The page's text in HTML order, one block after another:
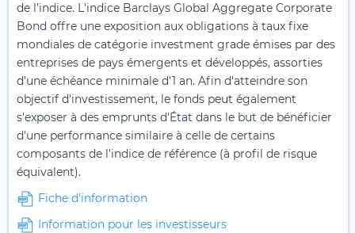
de l’indice. L'indice Barclays Global Aggregate Corporate
Bond offre une exposition aux obligations à taux fixe
mondiales de catégorie investment grade émises par des
entreprises de pays émergents et développés, assorties
d'une échéance minimale d'1 an. Afin d'atteindre son
objectif d'investissement, le fonds peut également
s'exposer à des emprunts d'État dans le but de bénéficier
d'une performance similaire à celle de certains
composants de l'indice de référence (à profil de risque
équivalent).
Fiche d'information
Information pour les investisseurs